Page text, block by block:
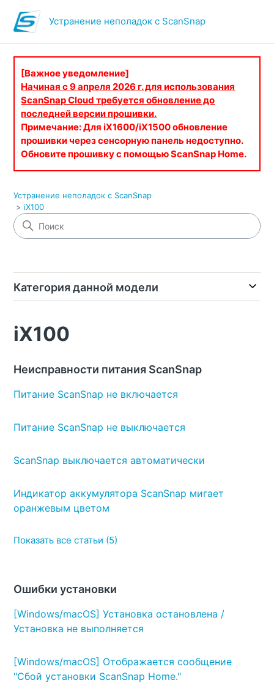
Устранение неполадок с ScanSnap
[Важное уведомление]
Начиная с 9 апреля 2026 г. для использования
ScanSnap Cloud требуется обновление до
последней версии прошивки.
Примечание: Для iX1600/iX1500 обновление
прошивки через сенсорную панель недоступно.
Обновите прошивку с помощью ScanSnap Home.
Устранение неполадок с ScanSnap
iX100
Категория данной модели
iX100
Неисправности питания ScanSnap
Питание ScanSnap не включается
Питание ScanSnap не выключается
ScanSnap выключается автоматически
Индикатор аккумулятора ScanSnap мигает
оранжевым цветом
Показать все статьи (5)
Ошибки установки
[Windows/macOS] Установка остановлена /
Установка не выполняется
[Windows/macOS] Отображается сообщение
"Сбой установки ScanSnap Home."